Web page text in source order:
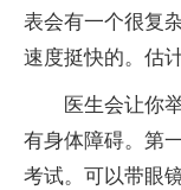
表会有一个很复
速度挺快的。估
医生会让你
有身体障碍。第
考试。可以带眼